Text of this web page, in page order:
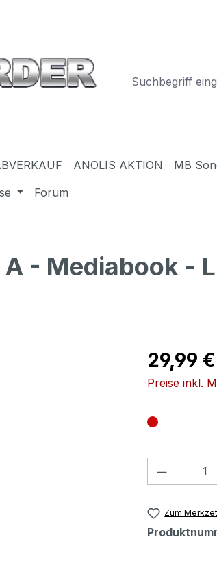
ANOLIS AKTION MB
Forum
A - Mediabook -
Regulärer
29,99 €
Preise inkl.
Zum